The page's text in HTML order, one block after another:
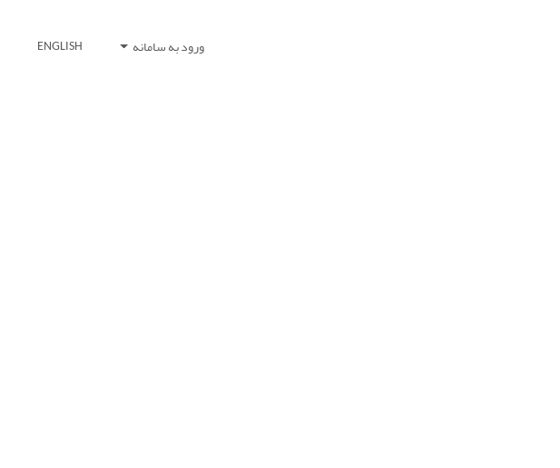
ورود به سامانه ENGLISH